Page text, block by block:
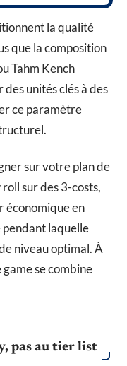
la qualité
que la composition
Tahm Kench
unités clés à des
ce paramètre
sur votre plan de
sur des 3-costs,
économique en
laquelle
niveau optimal. À
se combine
pas au tier list